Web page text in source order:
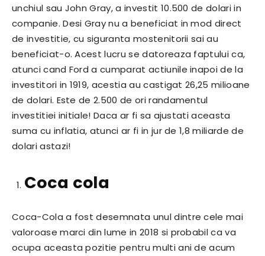
unchiul sau John Gray, a investit 10.500 de dolari in
companie. Desi Gray nu a beneficiat in mod direct
de investitie, cu siguranta mostenitorii sai au
beneficiat-o. Acest lucru se datoreaza faptului ca,
atunci cand Ford a cumparat actiunile inapoi de la
investitori in 1919, acestia au castigat 26,25 milioane
de dolari. Este de 2.500 de ori randamentul
investitiei initiale! Daca ar fi sa ajustati aceasta
suma cu inflatia, atunci ar fi in jur de 1,8 miliarde de
dolari astazi!
Coca cola
Coca-Cola a fost desemnata unul dintre cele mai
valoroase marci din lume in 2018 si probabil ca va
ocupa aceasta pozitie pentru multi ani de acum